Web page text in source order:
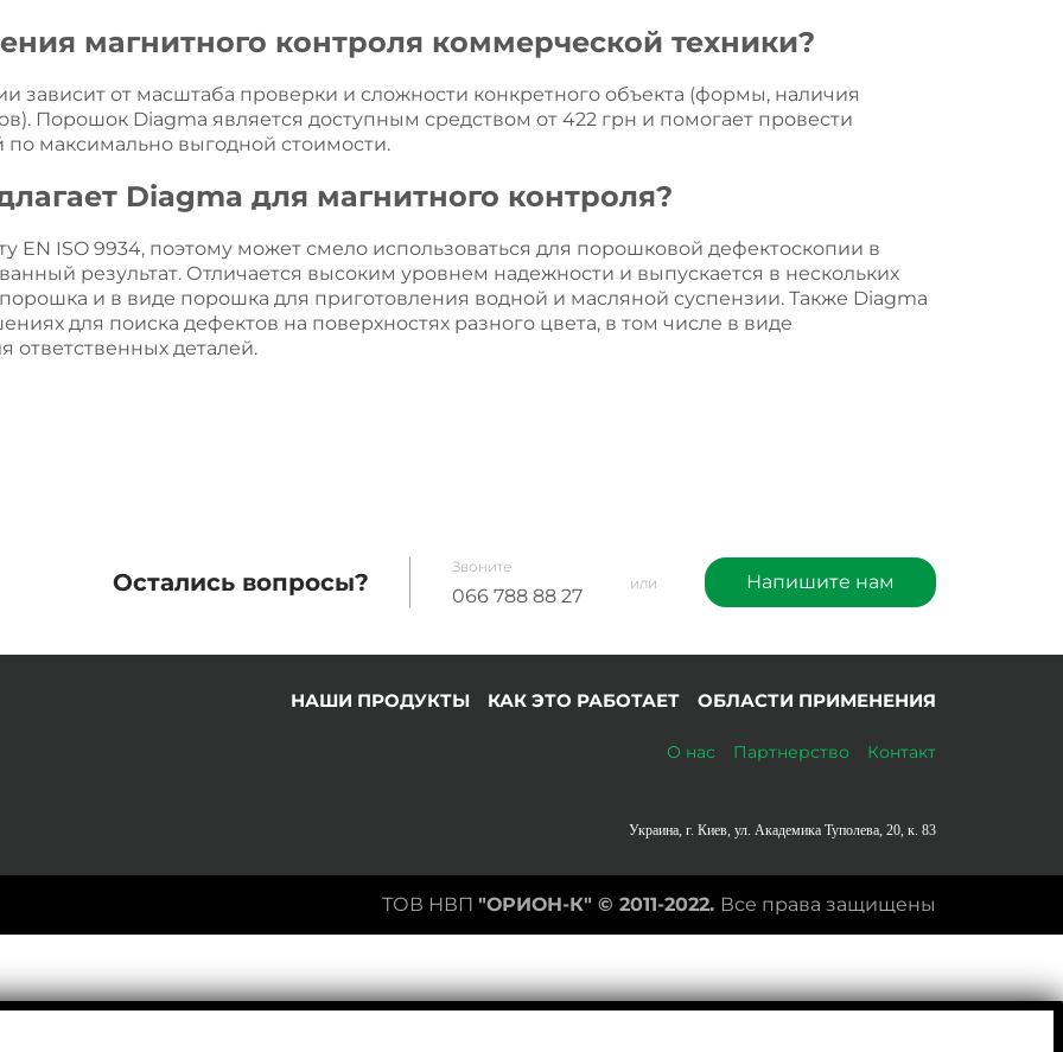
магнитного контроля коммерческой техники?
зависит от масштаба проверки и сложности конкретного объекта (формы, наличия
Порошок Diagma является доступным средством от 422 грн и помогает провести
максимально выгодной стоимости.
Diagma для магнитного контроля?
EN ISO 9934, поэтому может смело использоваться для порошковой дефектоскопии в
результат. Отличается высоким уровнем надежности и выпускается в нескольких
и в виде порошка для приготовления водной и масляной суспензии. Также Diagma
для поиска дефектов на поверхностях разного цвета, в том числе в виде
деталей.
Остались вопросы?
Звоните
066 788 88 27
или Напишите нам
НАШИ ПРОДУКТЫ КАК ЭТО РАБОТАЕТ ОБЛАСТИ ПРИМЕНЕНИЯ
О нас Партнерство Контакт
Украина, г. Киев, ул. Академика Туполева, 20, к. 83
ТОВ НВП "ОРИОН-К" © 2011-2022. Все права защищены